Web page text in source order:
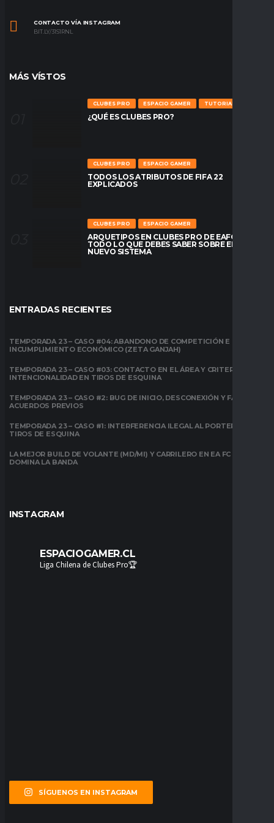
CONTACTO VÍA INSTAGRAM
BIT.LY/31S1RNL
MÁS VÍSTOS
CLUBES PRO ESPACIO GAMER TUTORIALES
¿QUÉ ES CLUBES PRO?
CLUBES PRO ESPACIO GAMER
TODOS LOS ATRIBUTOS DE FIFA 22
EXPLICADOS
CLUBES PRO ESPACIO GAMER
ARQUETIPOS EN CLUBES PRO DE EAFC26:
TODO LO QUE DEBES SABER SOBRE EL
NUEVO SISTEMA
ENTRADAS RECIENTES
TEMPORADA 23 – CASO #04: ABANDONO DE COMPETICIÓN E
INCUMPLIMIENTO ECONÓMICO (ZETA GANJAH)
TEMPORADA 23 – CASO #03: CONTACTO EN EL ÁREA Y CRITERIO DE
INTENCIONALIDAD EN TIROS DE ESQUINA
TEMPORADA 23 – CASO #2: BUG DE INICIO, DESCONEXIÓN Y FALTA DE
ACUERDOS PREVIOS
TEMPORADA 23 – CASO #1: INTERFERENCIA ILEGAL AL PORTERO EN
TIROS DE ESQUINA
LA MEJOR BUILD DE VOLANTE (MD/MI) Y CARRILERO EN EA FC 26:
DOMINA LA BANDA
INSTAGRAM
ESPACIOGAMER.CL
Liga Chilena de Clubes Pro🏆
SÍGUENOS EN INSTAGRAM